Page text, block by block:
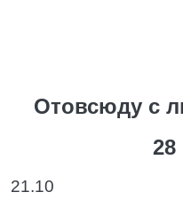
Отовсюду с
28
21.10